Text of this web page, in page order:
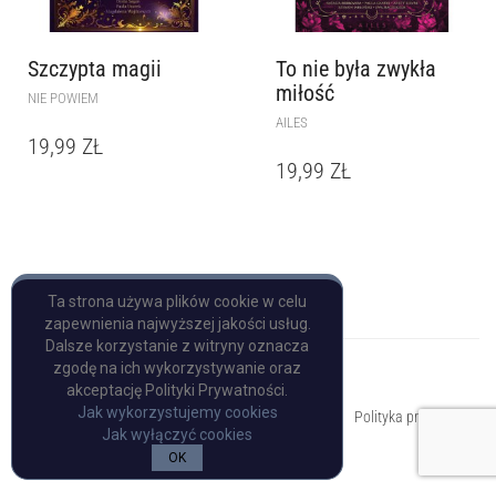
Szczypta magii
NIE POWIEM
19,99 ZŁ
To nie była zwykła
miłość
AILES
19,99 ZŁ
Copyright © Pulp Books
Polityka prywatności
Ta strona używa plików cookie w celu
zapewnienia najwyższej jakości usług.
Dalsze korzystanie z witryny oznacza
zgodę na ich wykorzystywanie oraz
akceptację Polityki Prywatności.
Jak wykorzystujemy cookies
Jak wyłączyć cookies
OK